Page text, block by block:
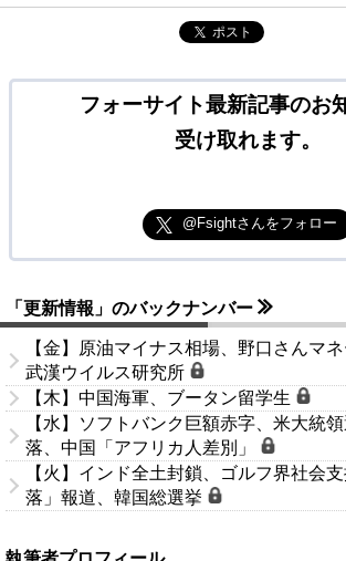
ポスト
フォーサイト最新記事のお
受け取れます。
@Fsightさんをフォロー
「更新情報」のバックナンバー
【金】原油マイナス相場、野口さんマ
武漢ウイルス研究所
【木】中国海軍、ブータン留学生
【水】ソフトバンク巨額赤字、米大統
落、中国「アフリカ人差別」
【火】インド全土封鎖、ゴルフ界社会
落」報道、韓国総選挙